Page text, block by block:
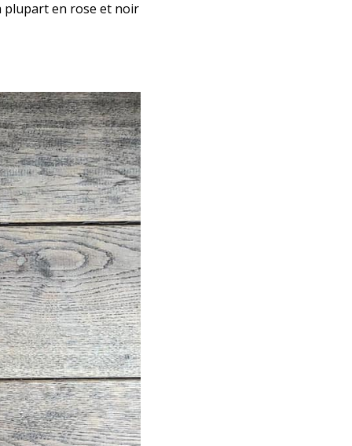
plupart en rose et noir